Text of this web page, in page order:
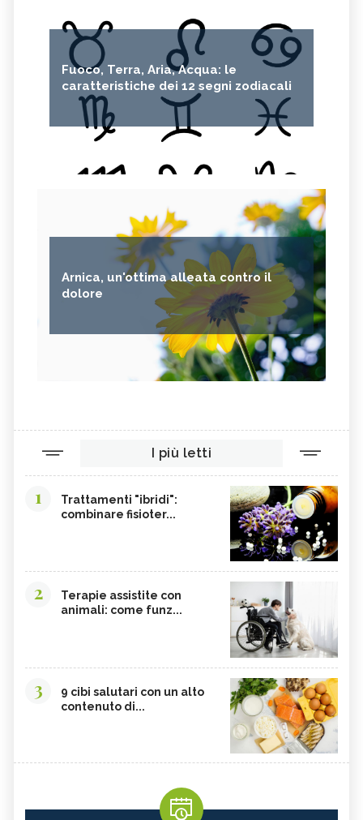
Fuoco, Terra, Aria, Acqua: le
caratteristiche dei 12 segni zodiacali
Arnica, un'ottima alleata contro il
dolore
I più letti
1
Trattamenti "ibridi":
combinare fisioter...
2
Terapie assistite con
animali: come funz...
3
9 cibi salutari con un alto
contenuto di...